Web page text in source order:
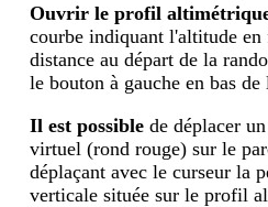
Ouvrir le profil altimétr
courbe indiquant l'altitude
distance au départ de la
le bouton à gauche en bas de
Il est possible de déplacer
virtuel (rond rouge) sur le
déplaçant avec le curseur la
verticale située sur le profil